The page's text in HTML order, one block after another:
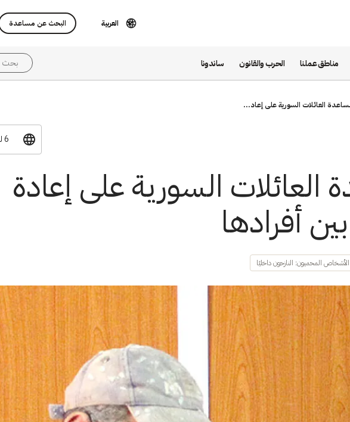
العربية البحث عن مساعدة
مناطق عملنا الحرب والقانون ساندونا
العائلات السورية على إعاد...
العائلات السورية على إعادة
أفرادها
الأشخاص المحميون: النازحون داخليًا